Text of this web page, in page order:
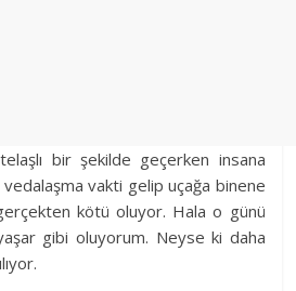
bir şekilde geçerken insana
vakti gelip uçağa binene
kötü oluyor. Hala o günü
yaşar gibi oluyorum. Neyse ki daha